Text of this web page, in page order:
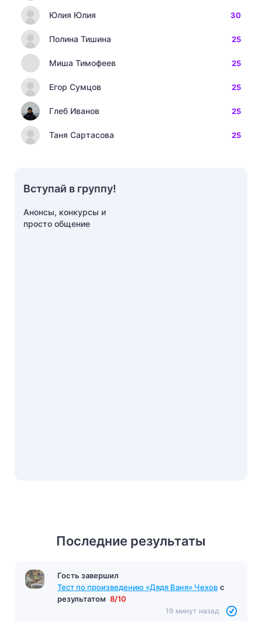
Последние результаты
Гость завершил
Тест по произведению «Дядя Ваня» Чехов с
результатом 8/10
19 минут назад
Юлия Юлия 30
Полина Тишина 25
Миша Тимофеев 25
Егор Сумцов 25
Глеб Иванов 25
Таня Сартасова 25
Вступай в группу!
Анонсы, конкурсы и
просто общение